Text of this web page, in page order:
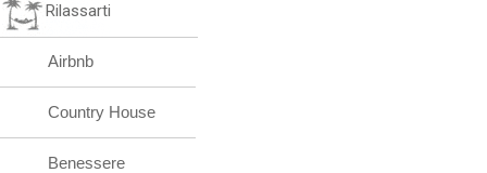
Rilassarti
Airbnb
Country House
Benessere